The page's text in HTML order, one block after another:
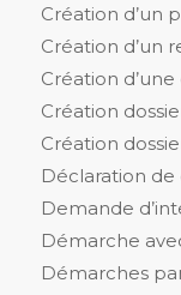
Création d’un
Création d’un
Création
Création
Création
Déclaration
Demande
Démarche
Démarches